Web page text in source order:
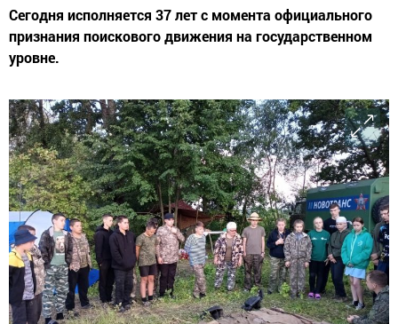
Сегодня исполняется 37 лет с момента официального
признания поискового движения на государственном
уровне.